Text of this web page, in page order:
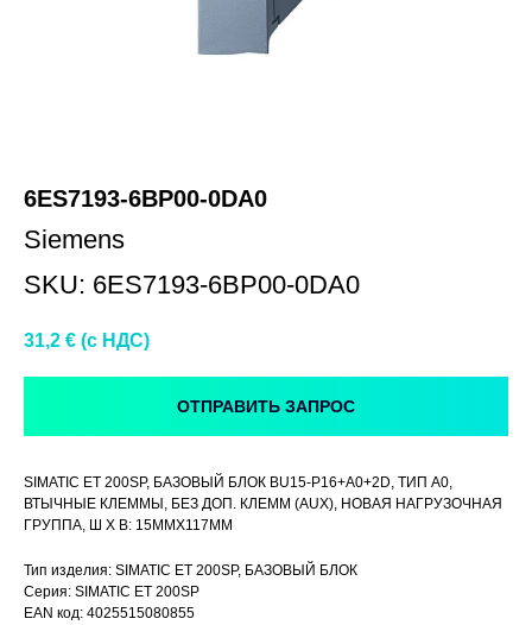
6ES7193-6BP00-0DA0
Siemens
SKU: 6ES7193-6BP00-0DA0
31,2 € (c НДС)
ОТПРАВИТЬ ЗАПРОС
SIMATIC ET 200SP, БАЗОВЫЙ БЛОК BU15-P16+A0+2D, ТИП A0,
ВТЫЧНЫЕ КЛЕММЫ, БЕЗ ДОП. КЛЕММ (AUX), НОВАЯ НАГРУЗОЧНАЯ
ГРУППА, Ш Х В: 15MMX117MM
Тип изделия: SIMATIC ET 200SP, БАЗОВЫЙ БЛОК
Серия: SIMATIC ET 200SP
EAN код: 4025515080855